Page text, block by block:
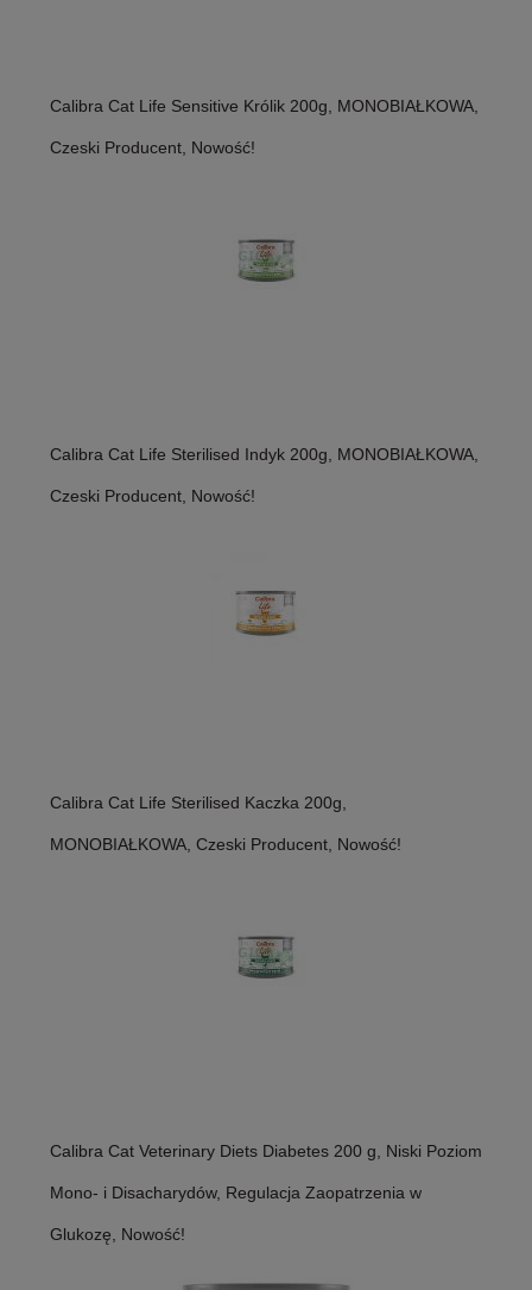
Calibra Cat Life Sensitive Królik 200g, MONOBIAŁKOWA,
Czeski Producent, Nowość!
Calibra Cat Life Sterilised Indyk 200g, MONOBIAŁKOWA,
Czeski Producent, Nowość!
Calibra Cat Life Sterilised Kaczka 200g,
MONOBIAŁKOWA, Czeski Producent, Nowość!
Calibra Cat Veterinary Diets Diabetes 200 g, Niski Poziom
Mono- i Disacharydów, Regulacja Zaopatrzenia w
Glukozę, Nowość!